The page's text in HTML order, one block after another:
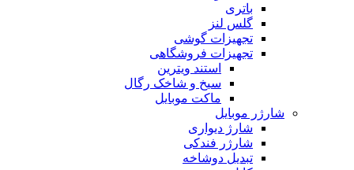
باتری
گلس لنز
تجهیزات گوشی
تجهیزات فروشگاهی
استند ویترین
سیخ و شاخک رگال
ماکت موبایل
شارژر موبایل
شارژ دیواری
شارژر فندکی
تبدیل دوشاخه